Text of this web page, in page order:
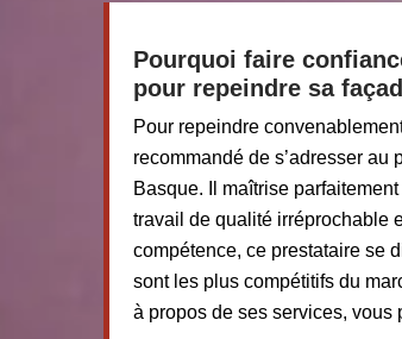
Pourquoi faire
pour repeindre sa
Pour repeindre
recommandé de s’adresser
Basque. Il maîtrise
travail de qualité irréprochable
compétence, ce prestataire se
sont les plus compétitifs du
à propos de ses services, vous